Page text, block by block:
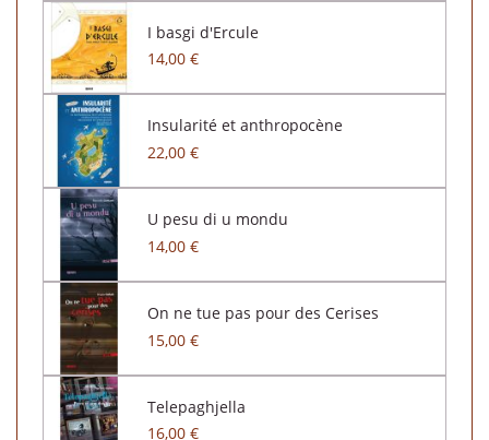
I basgi d'Ercule
14,00 €
Insularité et anthropocène
22,00 €
U pesu di u mondu
14,00 €
On ne tue pas pour des Cerises
15,00 €
Telepaghjella
16,00 €